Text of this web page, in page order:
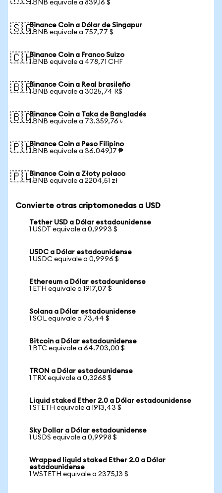
1 BNB equivale a 839,16 $
🇸🇬Binance Coin a Dólar de Singapur
1 BNB equivale a 757,77 $
🇨🇭Binance Coin a Franco Suizo
1 BNB equivale a 478,71 CHF
🇧🇷Binance Coin a Real brasileño
1 BNB equivale a 3025,74 R$
🇧🇩Binance Coin a Taka de Bangladés
1 BNB equivale a 73.359,76 ৳
🇵🇭Binance Coin a Peso Filipino
1 BNB equivale a 36.049,17 ₱
🇵🇱Binance Coin a Złoty polaco
1 BNB equivale a 2204,51 zł
Convierte otras criptomonedas a USD
Tether USD a Dólar estadounidense
1 USDT equivale a 0,9993 $
USDC a Dólar estadounidense
1 USDC equivale a 0,9996 $
Ethereum a Dólar estadounidense
1 ETH equivale a 1917,07 $
Solana a Dólar estadounidense
1 SOL equivale a 73,44 $
Bitcoin a Dólar estadounidense
1 BTC equivale a 64.703,00 $
TRON a Dólar estadounidense
1 TRX equivale a 0,3268 $
Liquid staked Ether 2.0 a Dólar estadounidense
1 STETH equivale a 1913,43 $
Sky Dollar a Dólar estadounidense
1 USDS equivale a 0,9998 $
Wrapped liquid staked Ether 2.0 a Dólar
estadounidense
1 WSTETH equivale a 2375,13 $